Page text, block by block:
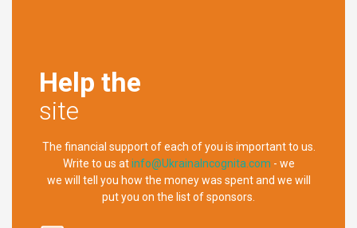
Help the
site
The financial support of each of you is important to us.
Write to us atinfo@UkrainaIncognita.com - we
we will tell you how the money was spent and we will
put you on the list of sponsors.